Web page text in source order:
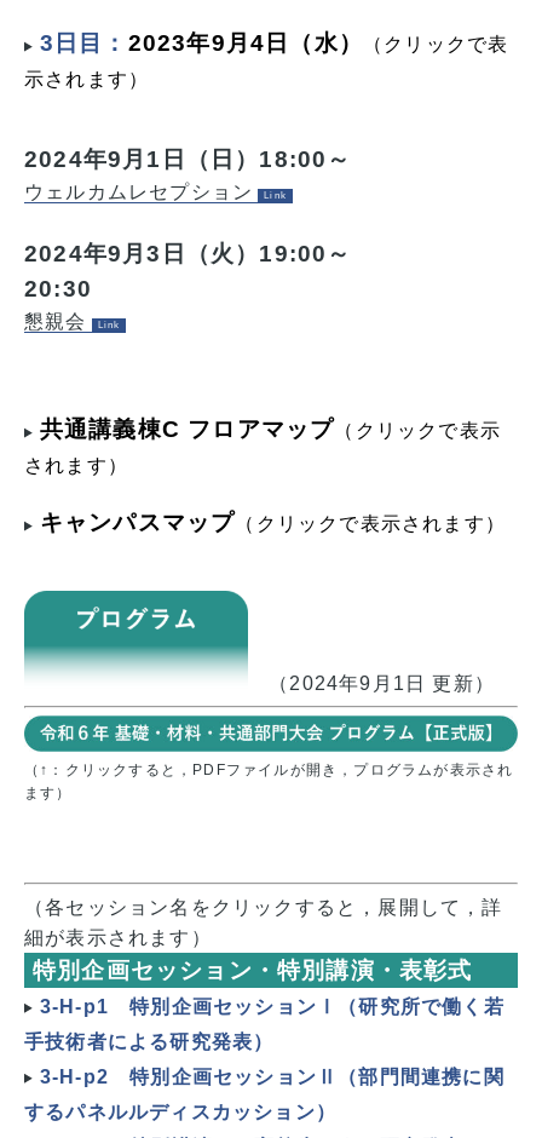
3日目： 2023年9月4日（水）
（クリックで表
示されます）
2024年9月1日（日）18:00～
ウェルカムレセプション
2024年9月3日（火）19:00～
20:30
懇親会
共通講義棟C フロアマップ （クリックで表示
されます）
キャンパスマップ （クリックで表示されます）
（2024年9月1日 更新）
（↑：クリックすると，PDFファイルが開き，プログラムが表示され
ます）
（各セッション名をクリックすると，展開して，詳
細が表示されます）
特別企画セッション・特別講演・表彰式
3-H-p1 特別企画セッションⅠ（研究所で働く若
手技術者による研究発表）
3-H-p2 特別企画セッションⅡ（部門間連携に関
するパネルルディスカッション）